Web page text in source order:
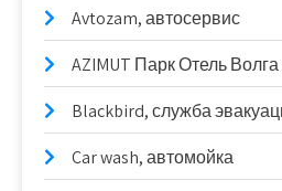
Avtozam, автосервис
AZIMUT Парк Отель
Blackbird, служба
Car wash, автомойка